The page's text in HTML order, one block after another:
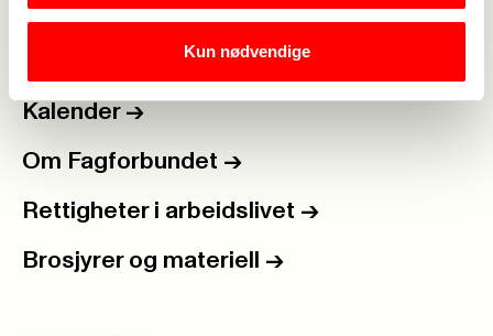
Kun nødvendige
Kontakt oss ->
->
Kalender ->
Om Fagforbundet ->
Rettigheter i arbeidslivet ->
Brosjyrer og materiell ->